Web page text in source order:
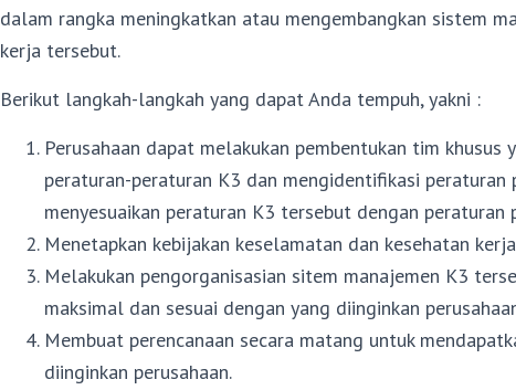
dalam rangka meningkatkan atau mengembangkan sistem
kerja tersebut.
Berikut langkah-langkah yang dapat Anda tempuh, yakni :
Perusahaan dapat melakukan pembentukan tim khusus
peraturan-peraturan K3 dan mengidentifikasi peraturan
menyesuaikan peraturan K3 tersebut dengan peraturan
Menetapkan kebijakan keselamatan dan kesehatan
Melakukan pengorganisasian sitem manajemen K3
maksimal dan sesuai dengan yang diinginkan
Membuat perencanaan secara matang untuk
diinginkan perusahaan.